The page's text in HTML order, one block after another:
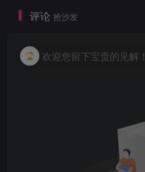
评论 抢沙发
欢迎您留下宝贵的见解！